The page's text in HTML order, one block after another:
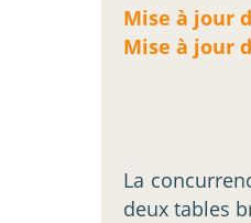
Mise à jour
Mise à jour
La
deux tables